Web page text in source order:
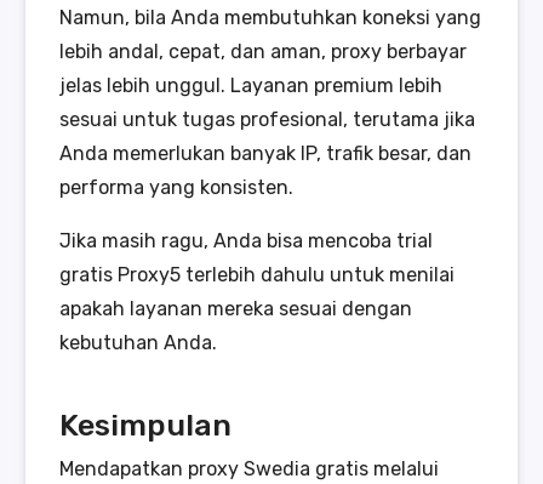
Namun, bila Anda membutuhkan koneksi yang
lebih andal, cepat, dan aman, proxy berbayar
jelas lebih unggul. Layanan premium lebih
sesuai untuk tugas profesional, terutama jika
Anda memerlukan banyak IP, trafik besar, dan
performa yang konsisten.
Jika masih ragu, Anda bisa mencoba trial
gratis Proxy5 terlebih dahulu untuk menilai
apakah layanan mereka sesuai dengan
kebutuhan Anda.
Kesimpulan
Mendapatkan proxy Swedia gratis melalui